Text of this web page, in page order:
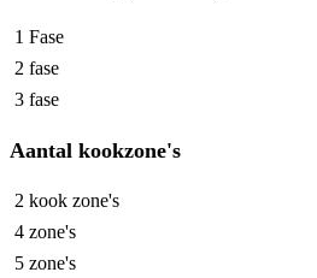
1 Fase
2 fase
3 fase
Aantal kookzone's
2 kook zone's
4 zone's
5 zone's